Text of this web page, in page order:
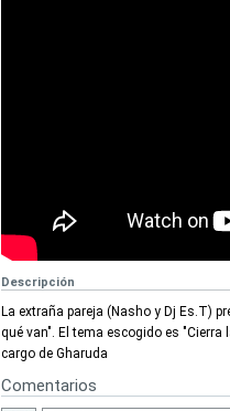
Descripción
La extraña pareja (Nasho y Dj Es.T)
qué van". El tema escogido es
cargo de Gharuda
Comentarios